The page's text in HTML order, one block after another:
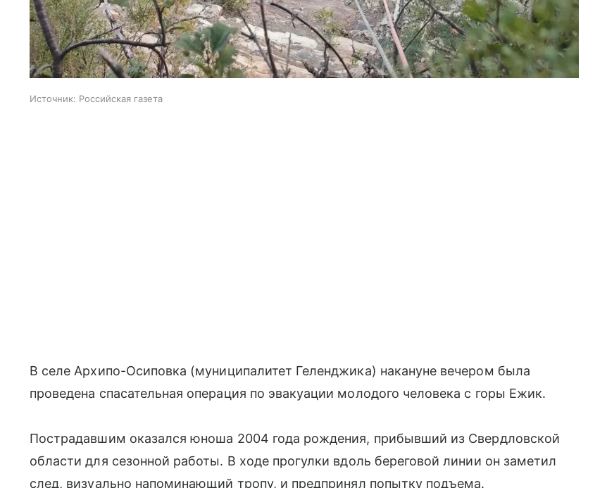
Источник: Российская газета
В селе Архипо-Осиповка (муниципалитет Геленджика) накануне вечером была
проведена спасательная операция по эвакуации молодого человека с горы Ежик.
Пострадавшим оказался юноша 2004 года рождения, прибывший из Свердловской
области для сезонной работы. В ходе прогулки вдоль береговой линии он заметил
след, визуально напоминающий тропу, и предпринял попытку подъема.